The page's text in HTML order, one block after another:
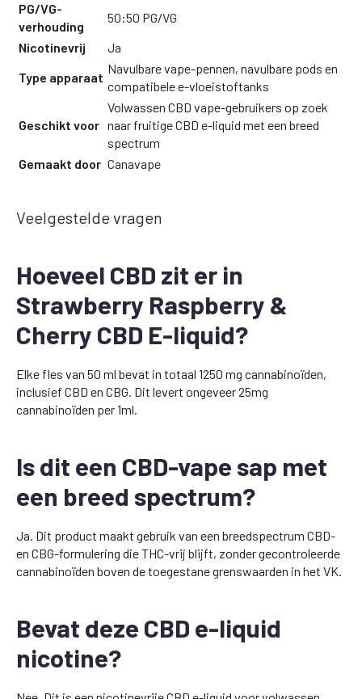
PG/VG-
verhouding
50:50 PG/VG
Nicotinevrij
Ja
Type apparaat
Navulbare vape-pennen, navulbare pods en
compatibele e-vloeistoftanks
Geschikt voor
Volwassen CBD vape-gebruikers op zoek
naar fruitige CBD e-liquid met een breed
spectrum
Gemaakt door Canavape
Veelgestelde vragen
Hoeveel CBD zit er in
Strawberry Raspberry &
Cherry CBD E-liquid?
Elke fles van 50 ml bevat in totaal 1250 mg cannabinoïden,
inclusief CBD en CBG. Dit levert ongeveer 25mg
cannabinoïden per 1ml.
Is dit een CBD-vape sap met
een breed spectrum?
Ja. Dit product maakt gebruik van een breedspectrum CBD-
en CBG-formulering die THC-vrij blijft, zonder gecontroleerde
cannabinoïden boven de toegestane grenswaarden in het VK.
Bevat deze CBD e-liquid
nicotine?